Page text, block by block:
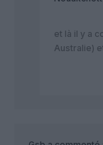
et là il y a
Australie)